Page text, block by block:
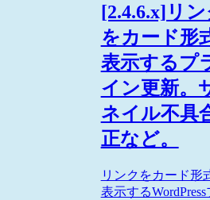
[2.4.6.x]リン
をカード形
表示するプ
イン更新。
ネイル不具
正など。
リンクをカード形
表示するWordPress